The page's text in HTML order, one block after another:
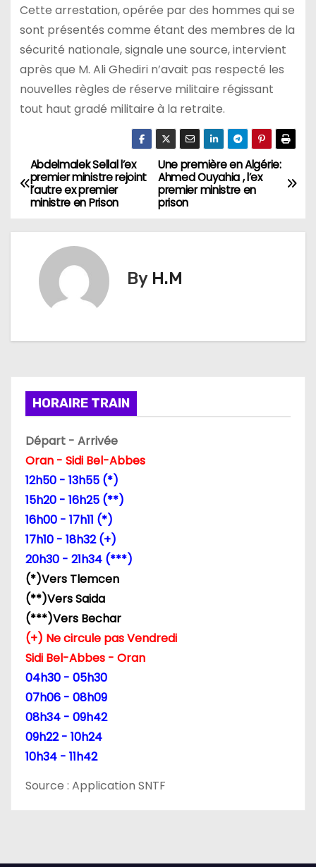
Cette arrestation, opérée par des hommes qui se
sont présentés comme étant des membres de la
sécurité nationale, signale une source, intervient
après que M. Ali Ghediri n’avait pas respecté les
nouvelles règles de réserve militaire régissant
tout haut gradé militaire à la retraite.
N
a
v
t
o
n
d
e
a
r
t
c
e
Une première en Algérie:
Ahmed Ouyahia , l’ex
premier ministre en
prison
Abdelmalek Sellal l’ex
premier ministre rejoint
l’autre ex premier
ministre en Prison
By H.M
HORAIRE TRAIN
Départ - Arrivée
Oran - Sidi Bel-Abbes
12h50 - 13h55 (*)
15h20 - 16h25 (**)
16h00 - 17h11 (*)
17h10 - 18h32 (+)
20h30 - 21h34 (***)
(*)Vers Tlemcen
(**)Vers Saida
(***)Vers Bechar
(+) Ne circule pas Vendredi
Sidi Bel-Abbes - Oran
04h30 - 05h30
07h06 - 08h09
08h34 - 09h42
09h22 - 10h24
10h34 - 11h42
Source : Application SNTF